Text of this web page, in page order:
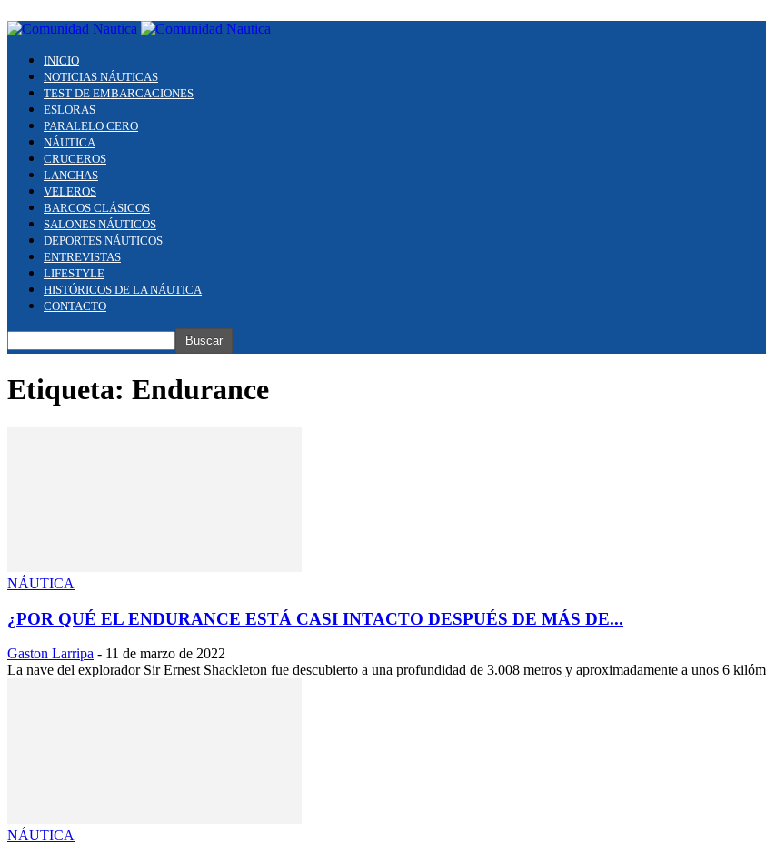
INICIO
NOTICIAS NÁUTICAS
TEST DE EMBARCACIONES
ESLORAS
PARALELO CERO
NÁUTICA
CRUCEROS
LANCHAS
VELEROS
BARCOS CLÁSICOS
SALONES NÁUTICOS
DEPORTES NÁUTICOS
ENTREVISTAS
LIFESTYLE
HISTÓRICOS DE LA NÁUTICA
CONTACTO
Etiqueta: Endurance
NÁUTICA
¿POR QUÉ EL ENDURANCE ESTÁ CASI INTACTO DESPUÉS DE MÁS DE...
Gaston Larripa - 11 de marzo de 2022
La nave del explorador Sir Ernest Shackleton fue descubierto a una profundidad de 3.008 metros y aproximadamente a unos 6
NÁUTICA